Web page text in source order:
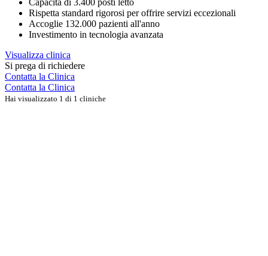
Rispetta standard rigorosi per offrire servizi eccezionali
Accoglie 132.000 pazienti all'anno
Investimento in tecnologia avanzata
Visualizza clinica
Si prega di richiedere
Contatta la Clinica
Contatta la Clinica
Hai visualizzato 1 di 1 cliniche